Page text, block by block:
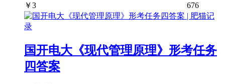
￥3 676
国开电大《现代管理原理》形考任务
四答案